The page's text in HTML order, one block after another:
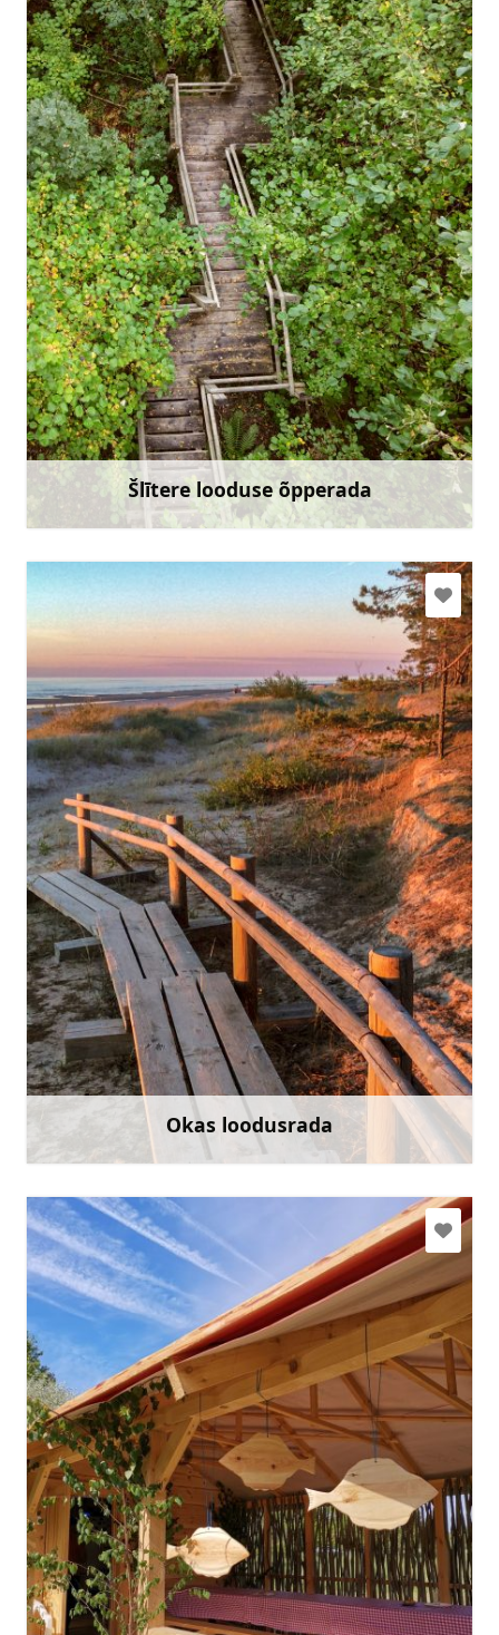
Šlītere looduse õpperada
slitere@daba.gov.lv
+371 67800389
Mine
Rohkem teavet
Okas loodusrada
slitere@daba.gov.lv
+371 67800389
Mine
Rohkem teavet